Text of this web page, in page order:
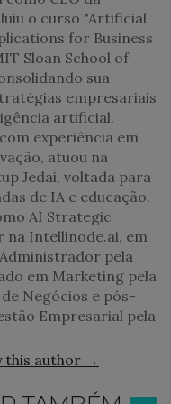
o curso "Artificial
for Business
Sloan School of
sua
empresariais
artificial.
experiência em
atuou na
Jedai, voltada para
de IA e educação.
AI Strategic
na Intellinode.ai, em
pela
em Marketing pela
Negócios e pós-
Empresarial pela
this author →